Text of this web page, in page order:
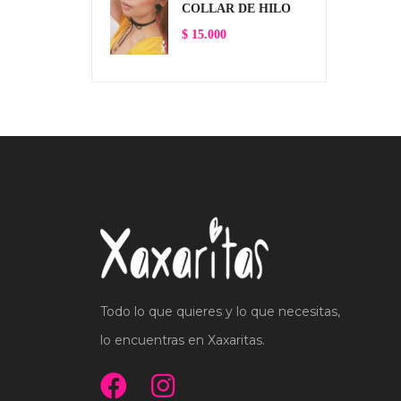
COLLAR DE HILO
$ 15.000
Todo lo que quieres y lo que necesitas,
lo encuentras en Xaxaritas.